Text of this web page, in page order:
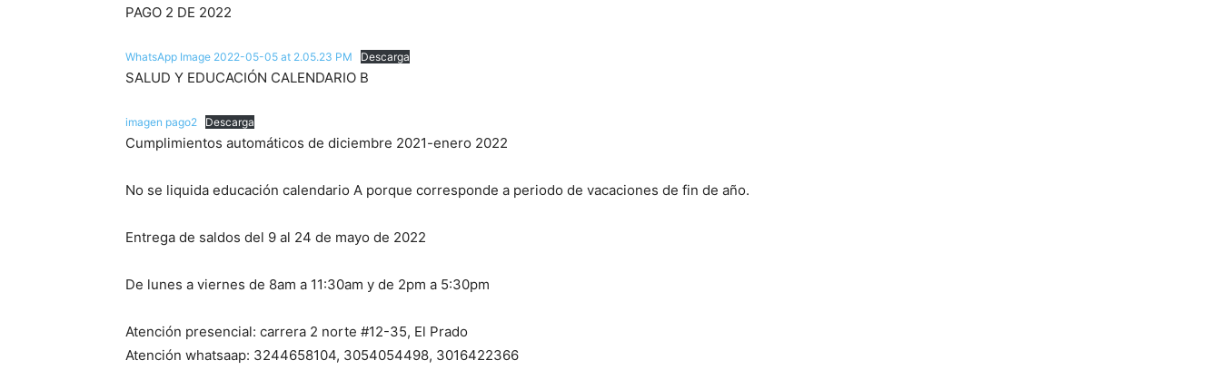
PAGO 2 DE 2022
WhatsApp Image 2022-05-05 at 2.05.23 PM Descarga
SALUD Y EDUCACIÓN CALENDARIO B
imagen pago2 Descarga
Cumplimientos automáticos de diciembre 2021-enero 2022
No se liquida educación calendario A porque corresponde a periodo de vacaciones de fin de año.
Entrega de saldos del 9 al 24 de mayo de 2022
De lunes a viernes de 8am a 11:30am y de 2pm a 5:30pm
Atención presencial: carrera 2 norte #12-35, El Prado
Atención whatsaap: 3244658104, 3054054498, 3016422366